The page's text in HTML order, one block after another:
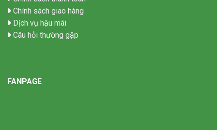
Chính sách giao hàng
Dịch vụ hậu mãi
Câu hỏi thường gặp
FANPAGE